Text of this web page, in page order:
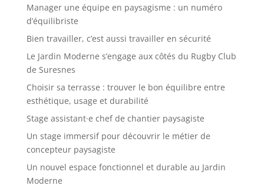
Manager une équipe en paysagisme : un numéro
d’équilibriste
Bien travailler, c’est aussi travailler en sécurité
Le Jardin Moderne s’engage aux côtés du Rugby Club
de Suresnes
Choisir sa terrasse : trouver le bon équilibre entre
esthétique, usage et durabilité
Stage assistant·e chef de chantier paysagiste
Un stage immersif pour découvrir le métier de
concepteur paysagiste
Un nouvel espace fonctionnel et durable au Jardin
Moderne